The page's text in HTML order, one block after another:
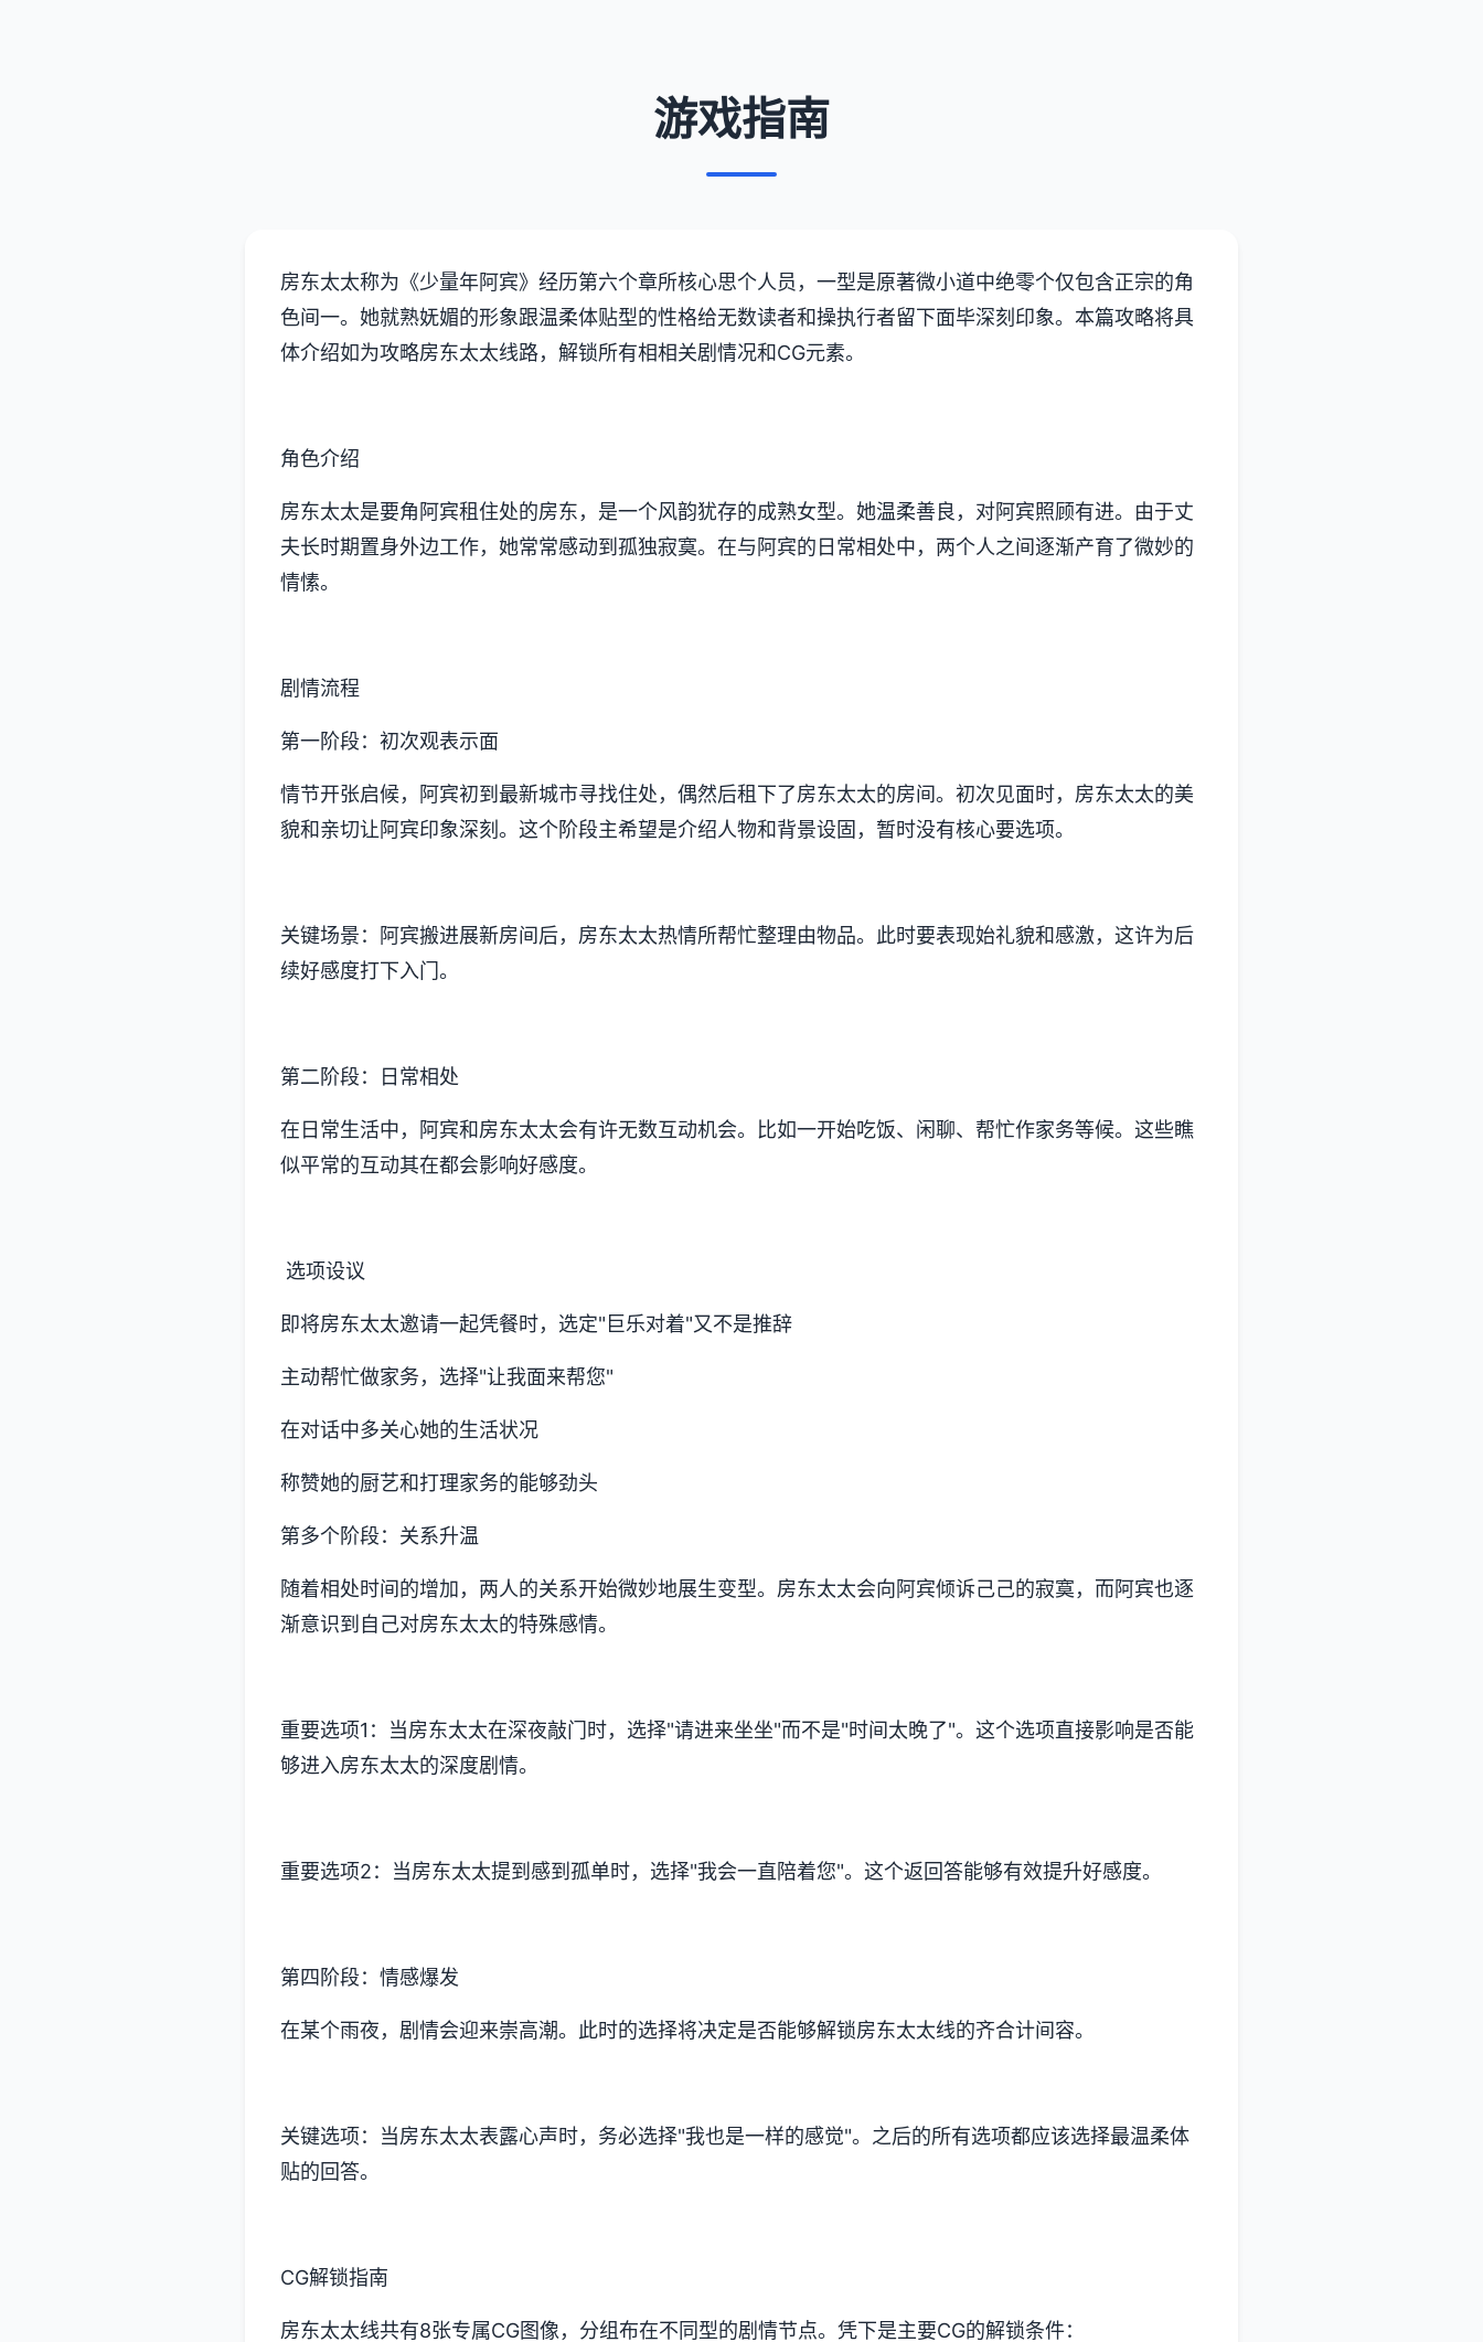
游戏指南
房东太太称为《少量年阿宾》经历第六个章所核心思个人员，一型是原著微小道中绝零个仅包含正宗的角
色间一。她就熟妩媚的形象跟温柔体贴型的性格给无数读者和操执行者留下面毕深刻印象。本篇攻略将具
体介绍如为攻略房东太太线路，解锁所有相相关剧情况和CG元素。
角色介绍
房东太太是要角阿宾租住处的房东，是一个风韵犹存的成熟女型。她温柔善良，对阿宾照顾有进。由于丈
夫长时期置身外边工作，她常常感动到孤独寂寞。在与阿宾的日常相处中，两个人之间逐渐产育了微妙的
情愫。
剧情流程
第一阶段：初次观表示面
情节开张启候，阿宾初到最新城市寻找住处，偶然后租下了房东太太的房间。初次见面时，房东太太的美
貌和亲切让阿宾印象深刻。这个阶段主希望是介绍人物和背景设固，暂时没有核心要选项。
关键场景：阿宾搬进展新房间后，房东太太热情所帮忙整理由物品。此时要表现始礼貌和感激，这许为后
续好感度打下入门。
第二阶段：日常相处
在日常生活中，阿宾和房东太太会有许无数互动机会。比如一开始吃饭、闲聊、帮忙作家务等候。这些瞧
似平常的互动其在都会影响好感度。
选项设议
即将房东太太邀请一起凭餐时，选定"巨乐对着"又不是推辞
主动帮忙做家务，选择"让我面来帮您"
在对话中多关心她的生活状况
称赞她的厨艺和打理家务的能够劲头
第多个阶段：关系升温
随着相处时间的增加，两人的关系开始微妙地展生变型。房东太太会向阿宾倾诉己己的寂寞，而阿宾也逐
渐意识到自己对房东太太的特殊感情。
重要选项1：当房东太太在深夜敲门时，选择"请进来坐坐"而不是"时间太晚了"。这个选项直接影响是否能
够进入房东太太的深度剧情。
重要选项2：当房东太太提到感到孤单时，选择"我会一直陪着您"。这个返回答能够有效提升好感度。
第四阶段：情感爆发
在某个雨夜，剧情会迎来崇高潮。此时的选择将决定是否能够解锁房东太太线的齐合计间容。
关键选项：当房东太太表露心声时，务必选择"我也是一样的感觉"。之后的所有选项都应该选择最温柔体
贴的回答。
CG解锁指南
房东太太线共有8张专属CG图像，分组布在不同型的剧情节点。凭下是主要CG的解锁条件：